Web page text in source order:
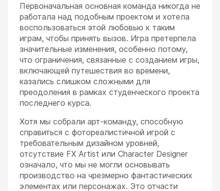
Первоначальная основная команда никогда не
работала над подобным проектом и хотела
воспользоваться этой любовью к таким
играм, чтобы принять вызов. Игра претерпела
значительные изменения, особенно потому,
что ограничения, связанные с созданием игры,
включающей путешествия во времени,
казались слишком сложными для
преодоления в рамках студенческого проекта
последнего курса.
Хотя мы собрали арт-команду, способную
справиться с фотореалистичной игрой с
требовательным дизайном уровней,
отсутствие FX Artist или Character Designer
означало, что мы не могли основывать
производство на чрезмерно фантастических
элементах или персонажах. Это отчасти